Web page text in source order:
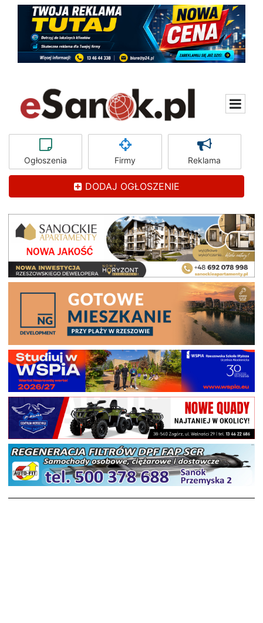
Ogłoszenia Firmy Reklama
DODAJ OGŁOSZENIE